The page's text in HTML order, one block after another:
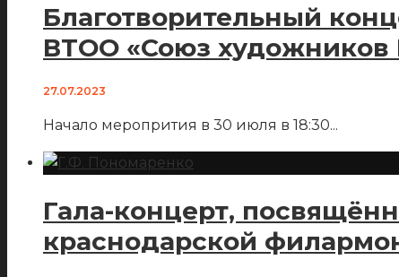
Благотворительный
ВТОО «Союз художников
27.07.2023
Начало меропрития в 30 июля в 18:30...
Гала-концерт,
краснодарской